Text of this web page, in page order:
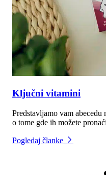
Ključni vitamini
Predstavljamo vam
o tome gde ih možete
Pogledaj članke